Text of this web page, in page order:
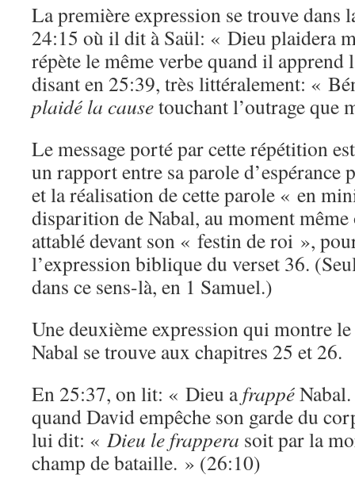
La première expression se trouve dans
24:15 où il dit à Saül: « Dieu plaidera
répète le même verbe quand il apprend
disant en 25:39, très littéralement: «
plaidé la causetouchant l’outrage que
Le message porté par cette répétition
un rapport entre sa parole d’espérance
et la réalisation de cette parole « en
disparition de Nabal, au moment
attablé devant son « festin de roi »,
l’expression biblique du verset 36.
dans ce sens-là, en 1 Samuel.)
Une deuxième expression qui montre
Nabal se trouve aux chapitres 25 et 26.
En 25:37, on lit: « Dieu afrappé
quand David empêche son garde du
lui dit: « Dieu le frappera soit par la
champ de bataille. » (26:10)